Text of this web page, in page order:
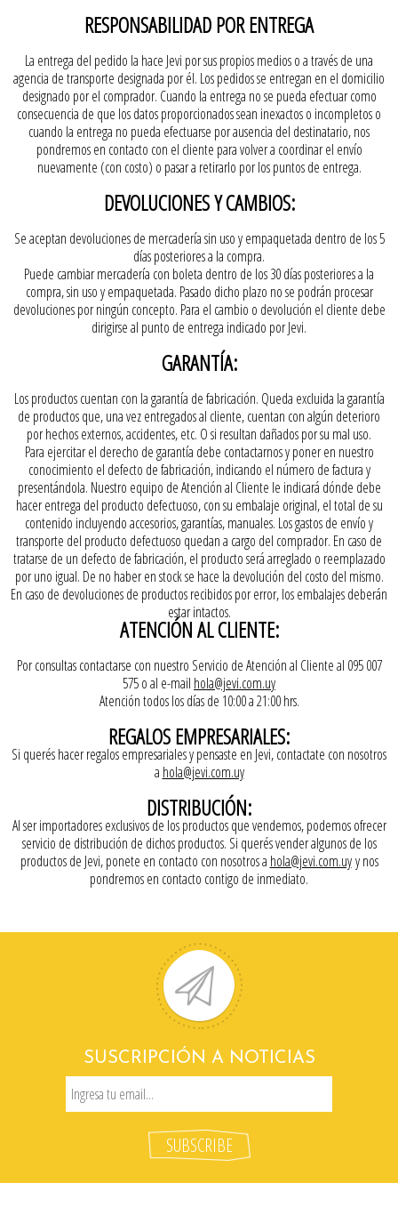
RESPONSABILIDAD POR ENTREGA
La entrega del pedido la hace Jevi por sus propios medios o a través de una
agencia de transporte designada por él. Los pedidos se entregan en el domicilio
designado por el comprador. Cuando la entrega no se pueda efectuar como
consecuencia de que los datos proporcionados sean inexactos o incompletos o
cuando la entrega no pueda efectuarse por ausencia del destinatario, nos
pondremos en contacto con el cliente para volver a coordinar el envío
nuevamente (con costo) o pasar a retirarlo por los puntos de entrega.
DEVOLUCIONES Y CAMBIOS:
Se aceptan devoluciones de mercadería sin uso y empaquetada dentro de los 5
días posteriores a la compra.
Puede cambiar mercadería con boleta dentro de los 30 días posteriores a la
compra, sin uso y empaquetada. Pasado dicho plazo no se podrán procesar
devoluciones por ningún concepto. Para el cambio o devolución el cliente debe
dirigirse al punto de entrega indicado por Jevi.
GARANTÍA:
Los productos cuentan con la garantía de fabricación. Queda excluida la garantía
de productos que, una vez entregados al cliente, cuentan con algún deterioro
por hechos externos, accidentes, etc. O si resultan dañados por su mal uso.
Para ejercitar el derecho de garantía debe contactarnos y poner en nuestro
conocimiento el defecto de fabricación, indicando el número de factura y
presentándola. Nuestro equipo de Atención al Cliente le indicará dónde debe
hacer entrega del producto defectuoso, con su embalaje original, el total de su
contenido incluyendo accesorios, garantías, manuales. Los gastos de envío y
transporte del producto defectuoso quedan a cargo del comprador. En caso de
tratarse de un defecto de fabricación, el producto será arreglado o reemplazado
por uno igual. De no haber en stock se hace la devolución del costo del mismo.
En caso de devoluciones de productos recibidos por error, los embalajes deberán
estar intactos.
ATENCIÓN AL CLIENTE:
Por consultas contactarse con nuestro Servicio de Atención al Cliente al 095 007
575 o al e-mail hola@jevi.com.uy
Atención todos los días de 10:00 a 21:00 hrs.
REGALOS EMPRESARIALES:
Si querés hacer regalos empresariales y pensaste en Jevi, contactate con nosotros
a hola@jevi.com.uy
DISTRIBUCIÓN:
Al ser importadores exclusivos de los productos que vendemos, podemos ofrecer
servicio de distribución de dichos productos. Si querés vender algunos de los
productos de Jevi, ponete en contacto con nosotros a hola@jevi.com.uyy nos
pondremos en contacto contigo de inmediato.
SUSCRIPCIÓN A NOTICIAS